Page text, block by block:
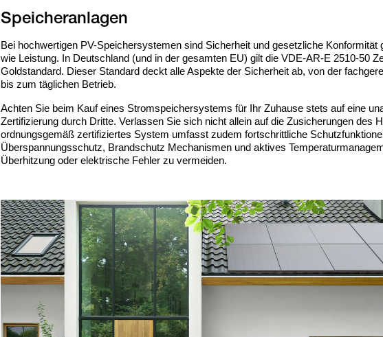
Bei hochwertigen PV-Speichersystemen sind Sicherheit und gesetzliche Konformität
wie Leistung. In Deutschland (und in der gesamten EU) gilt die VDE-AR-E 2510-50
Goldstandard. Dieser Standard deckt alle Aspekte der Sicherheit ab, von der
bis zum täglichen Betrieb.
Achten Sie beim Kauf eines Stromspeichersystems für Ihr Zuhause stets auf eine
Zertifizierung durch Dritte. Verlassen Sie sich nicht allein auf die Zusicherungen des
ordnungsgemäß zertifiziertes System umfasst zudem fortschrittliche
Überspannungsschutz, Brandschutz Mechanismen und aktives
Überhitzung oder elektrische Fehler zu vermeiden.